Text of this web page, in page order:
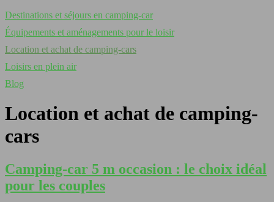
Destinations et séjours en camping-car
Équipements et aménagements pour le loisir
Location et achat de camping-cars
Loisirs en plein air
Blog
Location et achat de camping-
cars
Camping-car 5 m occasion : le choix idéal
pour les couples